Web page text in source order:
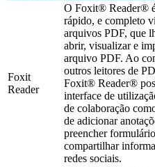
Foxit
Reader
O Foxit® Reader®
rápido, e completo
arquivos PDF, que
abrir, visualizar e
arquivo PDF. Ao
outros leitores de
Foxit® Reader®
interface de
de colaboração
de adicionar
preencher
compartilhar
redes sociais.